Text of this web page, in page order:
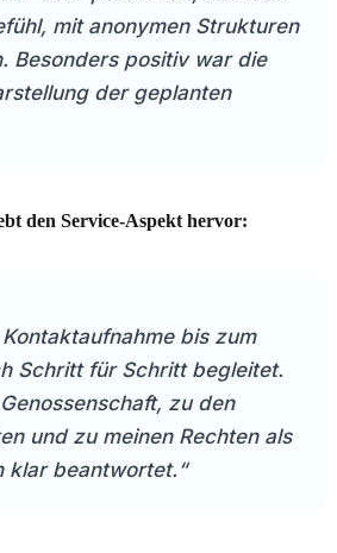
mit anonymen Strukturen
Besonders positiv war die
der geplanten
den Service-Aspekt hervor:
bis zum
Schritt für Schritt begleitet.
zu den
und zu meinen Rechten als
klar beantwortet.“